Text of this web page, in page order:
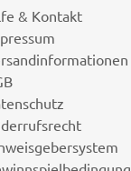
& Kontakt